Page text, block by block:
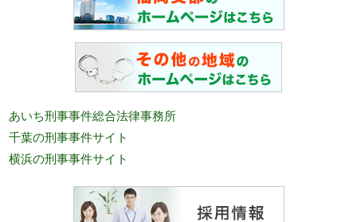
あいち刑事事件総合法律事務所
千葉の刑事事件サイト
横浜の刑事事件サイト